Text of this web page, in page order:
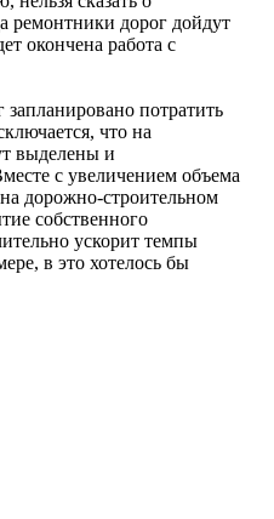
дорог дойдут
окончена работа с
потратить
что на
выделены и
с увеличением объема
дорожно-строительном
собственного
ускорит темпы
в это хотелось бы